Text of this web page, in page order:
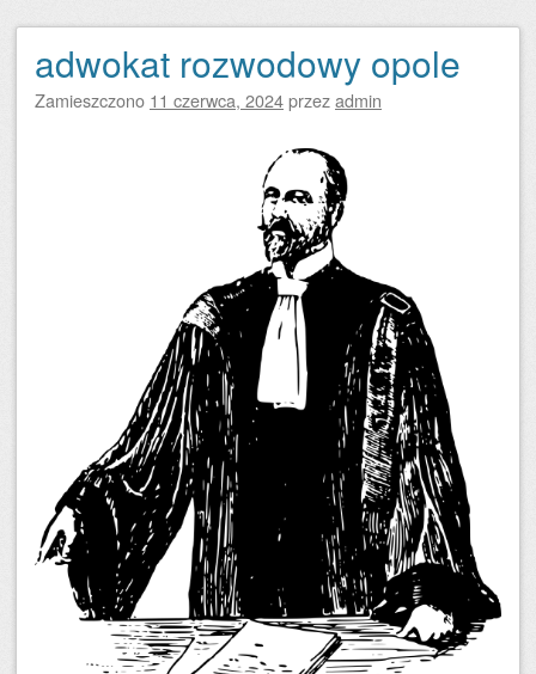
adwokat rozwodowy opole
Zamieszczono 11 czerwca, 2024przezadmin